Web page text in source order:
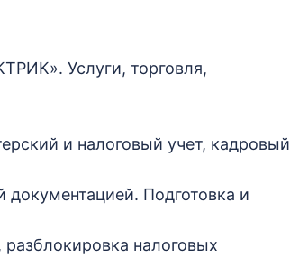
Услуги, торговля,
и налоговый учет, кадровый
документацией. Подготовка и
налоговых